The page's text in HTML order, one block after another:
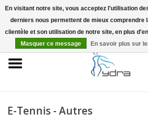
EUR
Accueil
E-Tennis - Autres
En visitant notre site, vous acceptez l'utilisation
derniers nous permettent de mieux comprendre
clientèle et son utilisation de notre site, en plus
Masquer ce message
En savoir plus sur